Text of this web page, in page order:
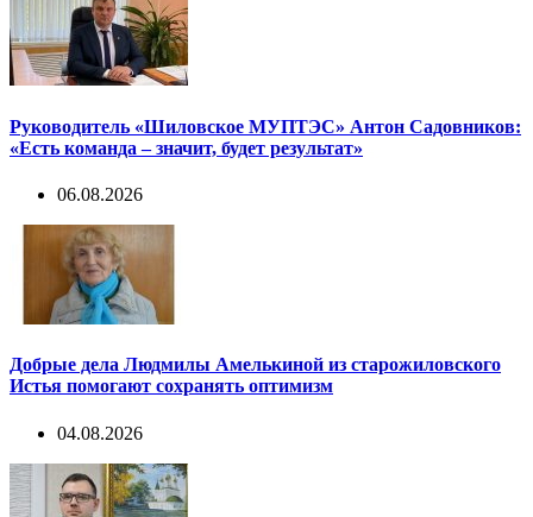
Руководитель «Шиловское МУПТЭС» Антон Садовников:
«Есть команда – значит, будет результат»
06.08.2026
Добрые дела Людмилы Амелькиной из старожиловского
Истья помогают сохранять оптимизм
04.08.2026